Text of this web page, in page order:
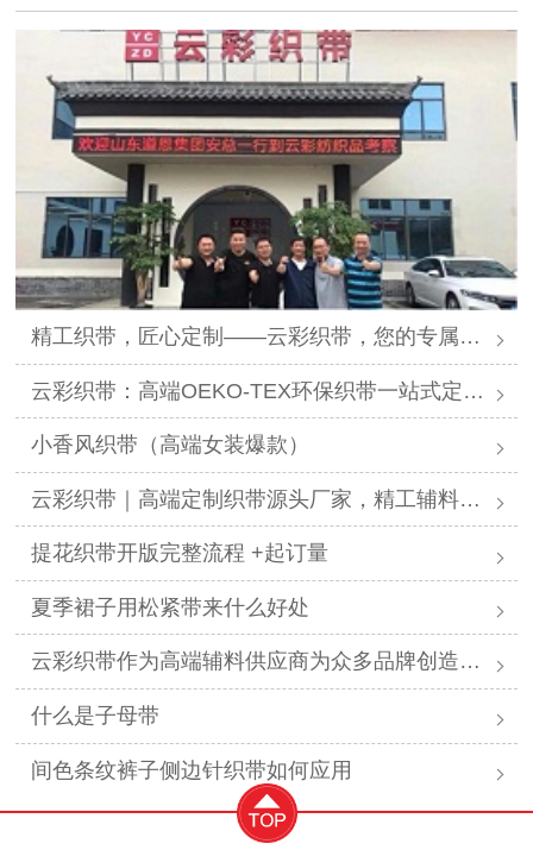
精工织带，匠心定制——云彩织带，您的专属提花织带解决方案专家
云彩织带：高端OEKO-TEX环保织带一站式定制供应商
小香风织带（高端女装爆款）
云彩织带｜高端定制织带源头厂家，精工辅料赋能全行业美学设计
提花织带开版完整流程 +起订量
夏季裙子用松紧带来什么好处
云彩织带作为高端辅料供应商为众多品牌创造显著价值
什么是子母带
间色条纹裤子侧边针织带如何应用